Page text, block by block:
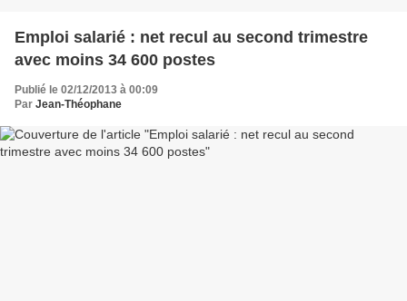
Emploi salarié : net recul au second trimestre
avec moins 34 600 postes
Publié le 02/12/2013 à 00:09
Par Jean-Théophane